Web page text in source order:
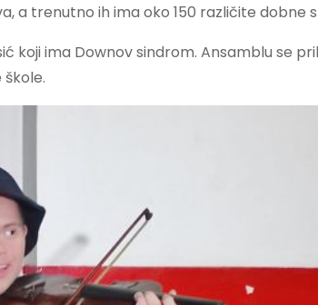
a trenutno ih ima oko 150 različite dobne
koji ima Downov sindrom. Ansamblu se